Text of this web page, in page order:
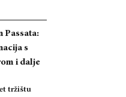
Passata:
s
i dalje
tržištu